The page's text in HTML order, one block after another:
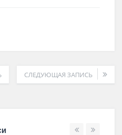
СЛЕДУЮЩАЯ ЗАПИСЬ